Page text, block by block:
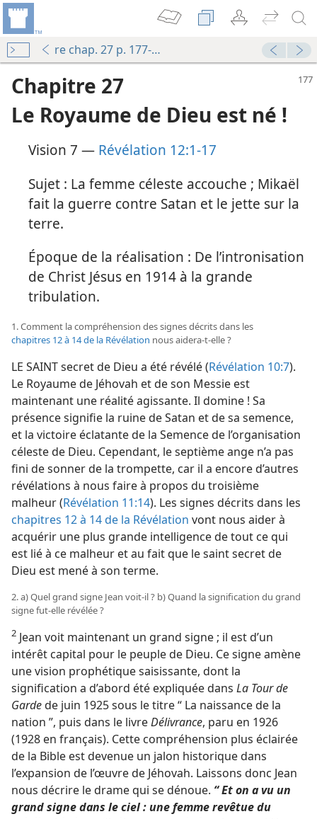
re chap. 27 p. 177-186
Chapitre 27
Le Royaume de Dieu est né !
Vision 7 — Révélation 12:1-17
Sujet : La femme céleste accouche ; Mikaël
fait la guerre contre Satan et le jette sur la
terre.
Époque de la réalisation : De l’intronisation
de Christ Jésus en 1914 à la grande
tribulation.
1. Comment la compréhension des signes décrits dans les
chapitres 12 à 14 de la Révélation nous aidera-​t-​elle ?
LE SAINT secret de Dieu a été révélé (Révélation 10:7).
Le Royaume de Jéhovah et de son Messie est
maintenant une réalité agissante. Il domine ! Sa
présence signifie la ruine de Satan et de sa semence,
et la victoire éclatante de la Semence de l’organisation
céleste de Dieu. Cependant, le septième ange n’a pas
fini de sonner de la trompette, car il a encore d’autres
révélations à nous faire à propos du troisième
malheur (Révélation 11:14). Les signes décrits dans les
chapitres 12 à 14 de la Révélation vont nous aider à
acquérir une plus grande intelligence de tout ce qui
est lié à ce malheur et au fait que le saint secret de
Dieu est mené à son terme.
2. a) Quel grand signe Jean voit-​il ? b) Quand la signification du grand
signe fut-​elle révélée ?
2 Jean voit maintenant un grand signe ; il est d’un
intérêt capital pour le peuple de Dieu. Ce signe amène
une vision prophétique saisissante, dont la
signification a d’abord été expliquée dans La Tour de
Gardede juin 1925 sous le titre “ La naissance de la
nation ”, puis dans le livreDélivrance, paru en 1926
(1928 en français). Cette compréhension plus éclairée
de la Bible est devenue un jalon historique dans
l’expansion de l’œuvre de Jéhovah. Laissons donc Jean
nous décrire le drame qui se dénoue. “ Et on a vu un
grand signe dans le ciel : une femme revêtue du